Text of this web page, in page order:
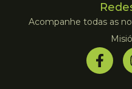
Acompanhe todas as